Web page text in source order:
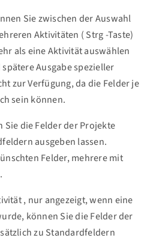
Sie zwischen der Auswahl
Aktivitäten ( Strg-Taste)
als eine Aktivität auswählen
Ausgabe spezieller
zur Verfügung, da die Felder je
sein können.
Sie die Felder der Projekte
ausgeben lassen.
Felder, mehrere mit
, nur angezeigt, wenn eine
können Sie die Felder der
zu Standardfeldern